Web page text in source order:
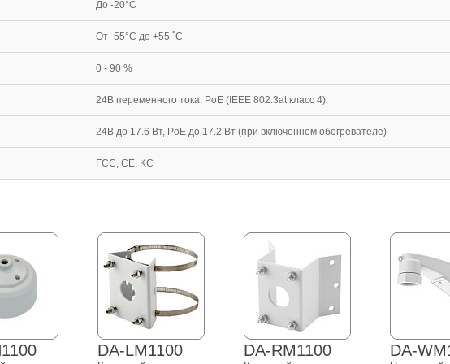
До -20°С
От -55°С до +55 ˚С
0 - 90 %
24В переменного тока, PoE (IEEE 802.3at класс 4)
24В до 17.6 Вт, PoE до 17.2 Вт (при включенном обогревателе)
FCC, CE, KC
DA-LM1100 DA-RM1100 DA-